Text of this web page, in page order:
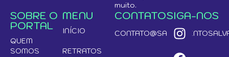
muito.
SOBRE O
PORTAL
QUEM
SOMOS
MENU
INÍCIO
RETRATOS
CONTATOSIGA-NOS